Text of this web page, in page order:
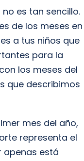
es tan sencillo.
de los meses en
a tus niños que
para la
los meses del
que describimos
mes del año,
representa el
apenas está